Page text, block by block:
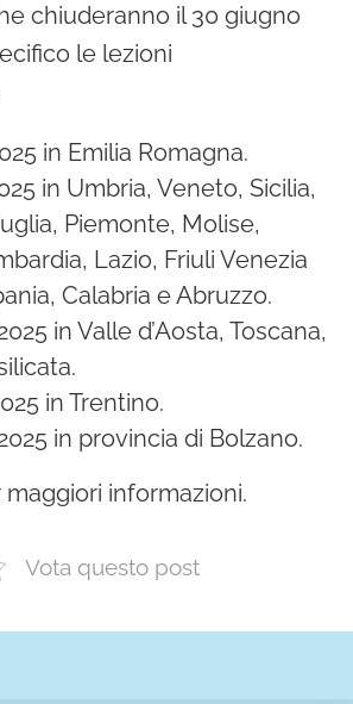
chiuderanno il 30 giugno
le lezioni
in Emilia Romagna.
in Umbria, Veneto, Sicilia,
Piemonte, Molise,
Lazio, Friuli Venezia
Calabria e Abruzzo.
in Valle d’Aosta, Toscana,
in Trentino.
in provincia di Bolzano.
informazioni.
Vota questo post